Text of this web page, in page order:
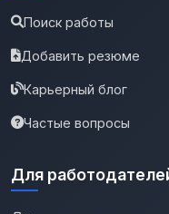
Поиск работы
Добавить резюме
Карьерный блог
Частые вопросы
Для